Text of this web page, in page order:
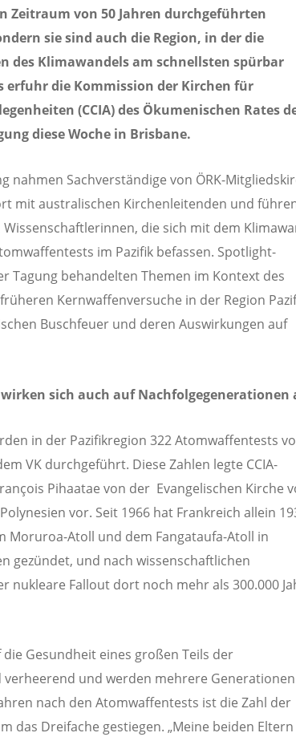
Zeitraum von 50 Jahren durchgeführten
sie sind auch die Region, in der die
des Klimawandels am schnellsten spürbar
erfuhr die Kommission der Kirchen für
(CCIA) des Ökumenischen Rates
diese Woche in Brisbane.
nahmen Sachverständige von ÖRK-
mit australischen Kirchenleitenden und
die sich mit dem
im Pazifik befassen. Spotlight-
Tagung behandelten Themen im Kontext des
Kernwaffenversuche in der Region
Buschfeuer und deren Auswirkungen auf
sich auch auf Nachfolgegenerationen
in der Pazifikregion 322 Atomwaffentests
VK durchgeführt. Diese Zahlen legte CCIA-
Pihaatae von der Evangelischen Kirche
vor. Seit 1966 hat Frankreich allein
Moruroa-Atoll und dem Fangataufa-Atoll in
gezündet, und nach wissenschaftlichen
nukleare Fallout dort noch mehr als 300.000
Gesundheit eines großen Teils der
verheerend und werden mehrere
nach den Atomwaffentests ist die Zahl der
das Dreifache gestiegen. „Meine beiden Eltern